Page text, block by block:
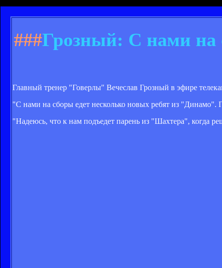
###Грозный: С нами на
Главный тренер "Говерлы" Вечеслав Грозный в эфире
"С нами на сборы едет несколько новых ребят из "Динамо".
"Надеюсь, что к нам подъедет парень из "Шахтера", когда